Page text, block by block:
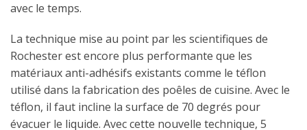
avec le temps.
La technique mise au point par les scientifiques de
Rochester est encore plus performante que les
matériaux anti-adhésifs existants comme le téflon
utilisé dans la fabrication des poêles de cuisine. Avec le
téflon, il faut incline la surface de 70 degrés pour
évacuer le liquide. Avec cette nouvelle technique, 5